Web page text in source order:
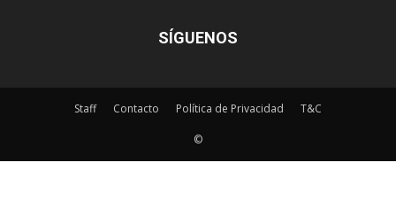
SÍGUENOS
Staff Contacto Política de Privacidad T&C
©